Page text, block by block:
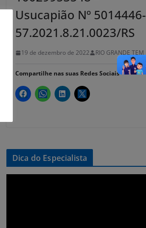
Usucapião Nº 5014446-
57.2021.8.21.0023/RS
19 de dezembro de 2022 RIO GRANDE TEM
Compartilhe nas suas Redes Sociais
Dica do Especialista